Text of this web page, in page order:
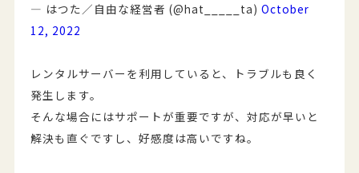
— はつた／自由な経営者 (@hat_____ta)October
12, 2022
レンタルサーバーを利用していると、トラブルも良く
発生します。
そんな場合にはサポートが重要ですが、対応が早いと
解決も直ぐですし、好感度は高いですね。